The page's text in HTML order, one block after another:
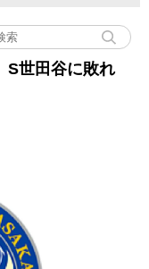
S世田谷に敗れ